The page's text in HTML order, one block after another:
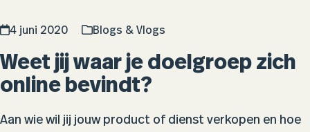
4 juni 2020 Blogs & Vlogs
Weet jij waar je doelgroep zich
online bevindt?
Aan wie wil jij jouw product of dienst verkopen en hoe